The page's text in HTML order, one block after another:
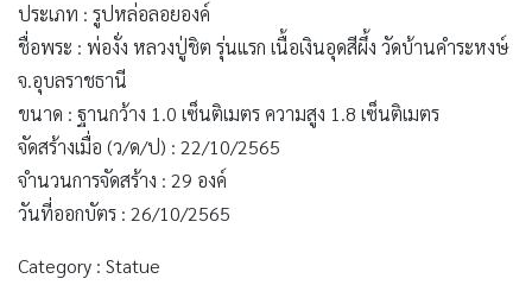
ประเภท : รูปหล่อลอยองค์
ชื่อพระ : พ่องั่ง หลวงปู่ชิต รุ่นแรก เนื้อเงินอุดสีผึ้ง วัดบ้านคำระหงษ์
จ.อุบลราชธานี
ขนาด : ฐานกว้าง 1.0 เซ็นติเมตร ความสูง 1.8 เซ็นติเมตร
จัดสร้างเมื่อ (ว/ด/ป) : 22/10/2565
จำนวนการจัดสร้าง : 29 องค์
วันที่ออกบัตร : 26/10/2565
Category : Statue